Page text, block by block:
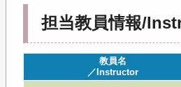
担当教員情報/
教員名
／Instructor